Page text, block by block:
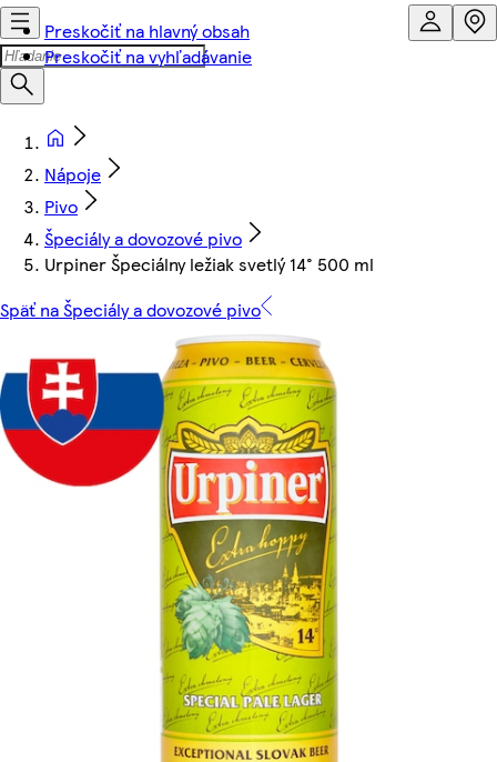
Preskočiť na hlavný obsah
Preskočiť na vyhľadávanie
Nápoje
Pivo
Špeciály a dovozové pivo
Urpiner Špeciálny ležiak svetlý 14° 500 ml
Späť na Špeciály a dovozové pivo